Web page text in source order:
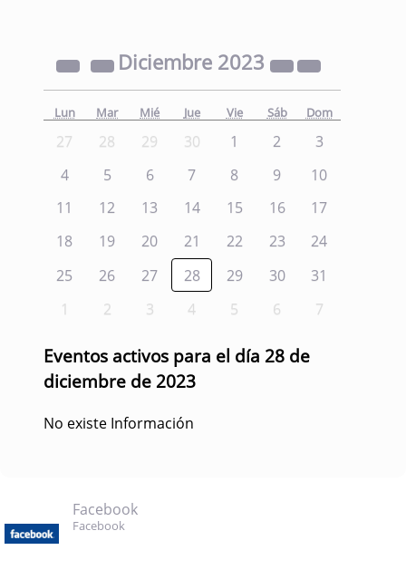
Diciembre 2023
Lun Mar Mié Jue Vie Sáb Dom
27 28 29 30 1 2
3
4
5 6 7 8 9
10
11
12 13 14 15 16
17
18
19 20 21 22 23
24
25
26 27 28 29 30
31
1
2 3 4 5 6 7
Eventos activos para el día 28 de
diciembre de 2023
No existe Información
Facebook
Facebook